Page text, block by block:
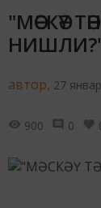
"МӘСКӘҮ
автор, 27
900 0